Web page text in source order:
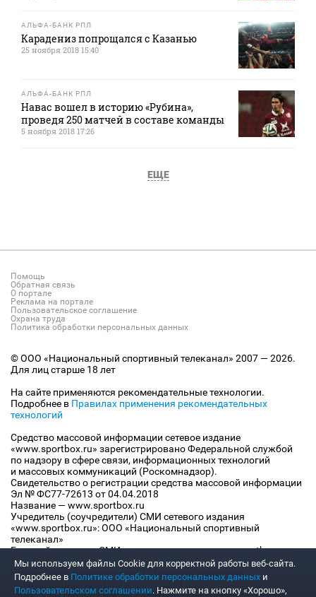
АЛЬФА-БАНК РПЛ
Карадениз попрощался с Казанью
25 ноября 2018 15:40
АЛЬФА-БАНК РПЛ
Навас вошел в историю «Рубина»,
проведя 250 матчей в составе команды
5 ноября 2018 17:26
ЕЩЕ
Помощь
Обратная связь
О портале
Реклама на портале
Пользовательское соглашение
Охрана труда
Политика обработки персональных данных
© ООО «Национальный спортивный телеканал» 2007 — 2026.
Для лиц старше 18 лет
На сайте применяются рекомендательные технологии.
Подробнее в Правилах применения рекомендательных
технологий
Средство массовой информации сетевое издание
«www.sportbox.ru» зарегистрировано Федеральной службой
по надзору в сфере связи, информационных технологий
и массовых коммуникаций (Роскомнадзор).
Свидетельство о регистрации средства массовой информации
Эл № ФС77-72613 от 04.04.2018
Название — www.sportbox.ru
Учредитель (соучредители) СМИ сетевого издания
«www.sportbox.ru»: ООО «Национальный спортивный
телеканал»
Главный редактор СМИ сетевого издания «www.sportbox.ru»:
Конов В.А.
Номер телефона редакции СМИ сетевого издания
«www.sportbox.ru»: +7 (495) 653 8419
Мы используем файлы Сookie для корректной работы веб-сайта.
Подробнее в Политике обработки персональных данных и
Пользовательском соглашении. Нажмите на кнопку «Хорошо»,